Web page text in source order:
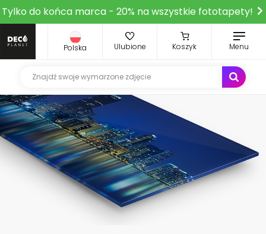
Tylko do końca marca - 20% na wszystkie fototapety!
Polska Ulubione Koszyk Menu